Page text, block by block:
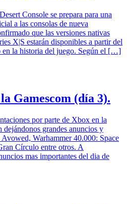
Console se prepara para una
a las consolas de nueva
que las versiones nativas
X|S estarán disponibles a partir del
en la historia del juego. Según el […]
Gamescom (día 3).
por parte de Xbox en la
grandes anuncios y
Warhammer 40.000: Space
Círculo entre otros. A
mas importantes del dia de